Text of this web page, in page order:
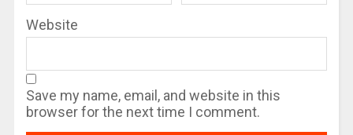
Website
Save my name, email, and website in this
browser for the next time I comment.